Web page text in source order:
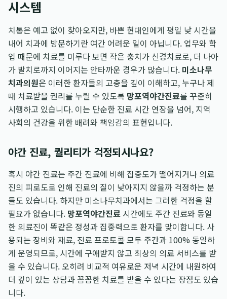
시스템
치통은 예고 없이 찾아오지만, 바쁜 현대인에게 평일 낮 시간을
내어 치과에 방문하기란 여간 어려운 일이 아닙니다. 업무와 학
업 때문에 치료를 미루다 보면 작은 충치가 신경치료로, 더 나아
가 발치로까지 이어지는 안타까운 경우가 많습니다. 미소나무
치과의원은 이러한 환자들의 고충을 깊이 이해하고, 누구나 제
때 치료받을 권리를 누릴 수 있도록 망포역야간진료를 꾸준히
시행하고 있습니다. 이는 단순한 진료 시간 연장을 넘어, 지역
사회의 건강을 위한 배려와 책임감의 표현입니다.
야간 진료, 퀄리티가 걱정되시나요?
혹시 야간 진료는 주간 진료에 비해 집중도가 떨어지거나 의료
진의 피로도로 인해 진료의 질이 낮아지지 않을까 걱정하는 분
들도 있습니다. 하지만 미소나무치과에서는 그러한 걱정을 할
필요가 없습니다. 망포역야간진료 시간에도 주간 진료와 동일
한 의료진이 똑같은 정성과 집중력으로 환자를 맞이합니다. 사
용되는 장비와 재료, 진료 프로토콜 모두 주간과 100% 동일하
게 운영되므로, 시간에 구애받지 않고 최상의 의료 서비스를 받
을 수 있습니다. 오히려 비교적 여유로운 저녁 시간에 내원하여
더 깊이 있는 상담과 꼼꼼한 치료를 받을 수 있다는 장점도 있습
니다.